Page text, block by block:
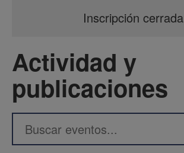
Inscripción cerrada
Actividad y
publicaciones